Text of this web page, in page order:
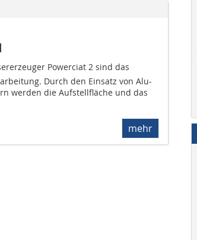
Powerciat 2 sind das
Durch den Einsatz von Alu-
werden die Aufstellfläche und das
mehr